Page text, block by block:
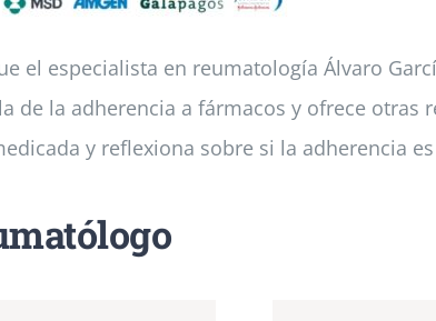
el especialista en reumatología Álvaro
la adherencia a fármacos y ofrece otras
y reflexiona sobre si la adherencia